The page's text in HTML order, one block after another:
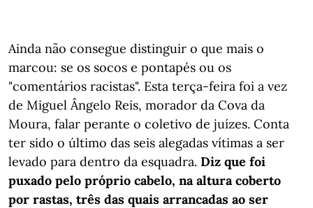
Ainda não consegue distinguir o que mais o
marcou: se os socos e pontapés ou os
"comentários racistas". Esta terça-feira foi a vez
de Miguel Ângelo Reis, morador da Cova da
Moura, falar perante o coletivo de juízes. Conta
ter sido o último das seis alegadas vítimas a ser
levado para dentro da esquadra. Diz que foi
puxado pelo próprio cabelo, na altura coberto
por rastas, três das quais arrancadas ao ser